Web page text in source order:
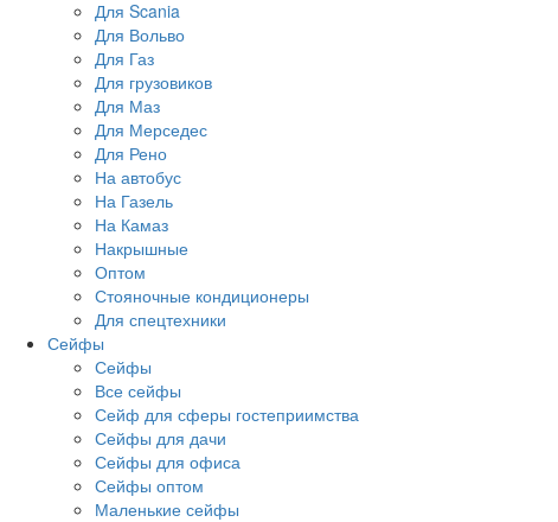
Для Scania
Для Вольво
Для Газ
Для грузовиков
Для Маз
Для Мерседес
Для Рено
На автобус
На Газель
На Камаз
Накрышные
Оптом
Стояночные кондиционеры
Для спецтехники
Сейфы
Сейфы
Все сейфы
Сейф для сферы гостеприимства
Сейфы для дачи
Сейфы для офиса
Сейфы оптом
Маленькие сейфы